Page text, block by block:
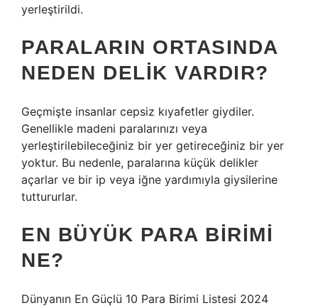
yerleştirildi.
PARALARIN ORTASINDA
NEDEN DELIK VARDIR?
Geçmişte insanlar cepsiz kıyafetler giydiler.
Genellikle madeni paralarınızı veya
yerleştirilebileceğiniz bir yer getireceğiniz bir yer
yoktur. Bu nedenle, paralarına küçük delikler
açarlar ve bir ip veya iğne yardımıyla giysilerine
tuttururlar.
EN BÜYÜK PARA BIRIMI
NE?
Dünyanın En Güçlü 10 Para Birimi Listesi 2024